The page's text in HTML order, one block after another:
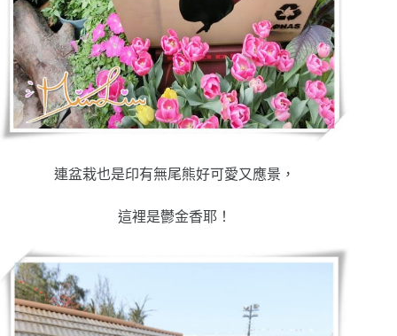
連盆栽也是印有無尾熊好可愛又應景，
這裡是鬱金香耶！